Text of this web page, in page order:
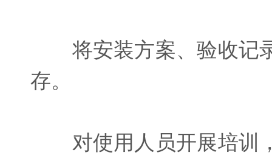
将安装方案、验收记录
存。
对使用人员开展培训，